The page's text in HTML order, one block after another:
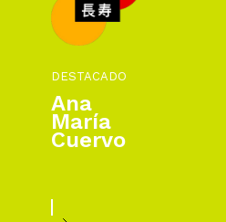
DESTACADO
Ana
María
Cuervo